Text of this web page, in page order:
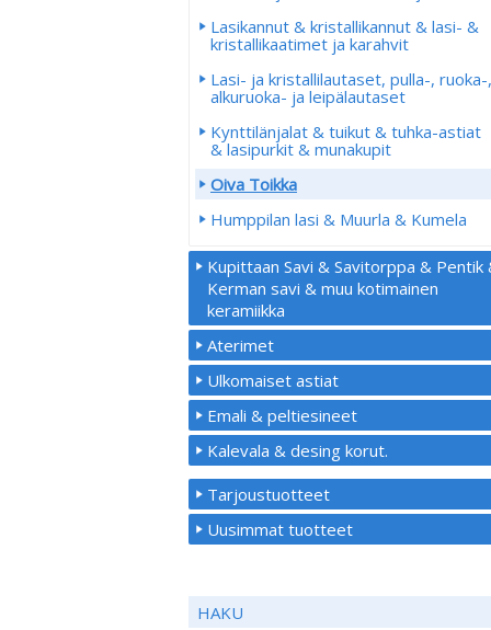
Lasikannut & kristallikannut & lasi- &
kristallikaatimet ja karahvit
Lasi- ja kristallilautaset, pulla-, ruoka-,
alkuruoka- ja leipälautaset
Kynttilänjalat & tuikut & tuhka-astiat
& lasipurkit & munakupit
Oiva Toikka
Humppilan lasi & Muurla & Kumela
Kupittaan Savi & Savitorppa & Pentik
Kerman savi & muu kotimainen
keramiikka
Aterimet
Ulkomaiset astiat
Emali & peltiesineet
Kalevala & desing korut.
Tarjoustuotteet
Uusimmat tuotteet
HAKU